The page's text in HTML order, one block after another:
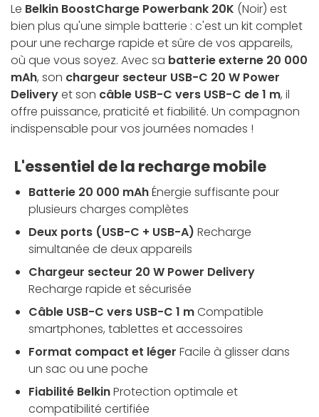
Le Belkin BoostCharge Powerbank 20K (Noir) est
bien plus qu'une simple batterie : c'est un kit complet
pour une recharge rapide et sûre de vos appareils,
où que vous soyez. Avec sa batterie externe 20 000
mAh, son chargeur secteur USB-C 20 W Power
Deliveryet son câble USB-C vers USB-C de 1 m, il
offre puissance, praticité et fiabilité. Un compagnon
indispensable pour vos journées nomades !
L'essentiel de la recharge mobile
Batterie 20 000 mAhÉnergie suffisante pour
plusieurs charges complètes
Deux ports (USB-C + USB-A) Recharge
simultanée de deux appareils
Chargeur secteur 20 W Power Delivery
Recharge rapide et sécurisée
Câble USB-C vers USB-C 1 mCompatible
smartphones, tablettes et accessoires
Format compact et léger Facile à glisser dans
un sac ou une poche
Fiabilité BelkinProtection optimale et
compatibilité certifiée